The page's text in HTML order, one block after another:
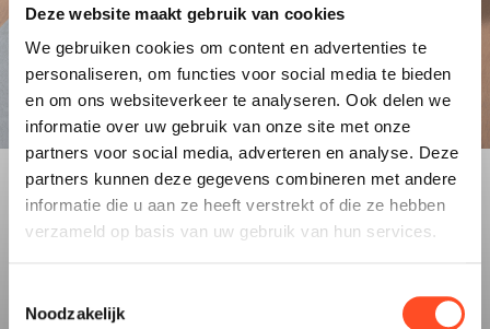
Deze website maakt gebruik van cookies
We gebruiken cookies om content en advertenties te
personaliseren, om functies voor social media te bieden
en om ons websiteverkeer te analyseren. Ook delen we
informatie over uw gebruik van onze site met onze
partners voor social media, adverteren en analyse. Deze
partners kunnen deze gegevens combineren met andere
informatie die u aan ze heeft verstrekt of die ze hebben
verzameld op basis van uw gebruik van hun services.
Noodzakelijk